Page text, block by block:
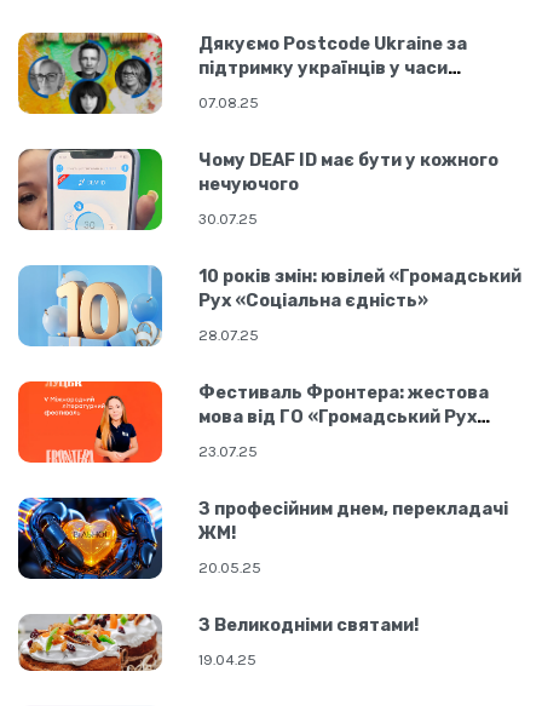
Дякуємо Postcode Ukraine за
підтримку українців у часи
07.08.25
Чому DEAF ID має бути у кожного
нечуючого
30.07.25
10 років змін: ювілей «Громадський
Рух «Соціальна єдність»
28.07.25
Фестиваль Фронтера: жестова
мова від ГО «Громадський Рух
23.07.25
З професійним днем, перекладачі
ЖМ!
20.05.25
З Великодніми святами!
19.04.25